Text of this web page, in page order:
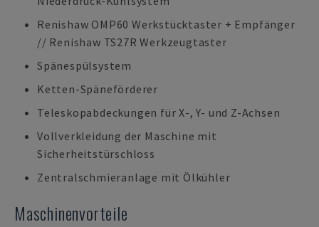
Renishaw OMP60 Werkstücktaster + Empfänger
// Renishaw TS27R Werkzeugtaster
Spänespülsystem
Ketten-Späneförderer
Teleskopabdeckungen für X-, Y- und Z-Achsen
Vollverkleidung der Maschine mit
Sicherheitstürschloss
Zentralschmieranlage mit Ölkühler
Maschinenvorteile